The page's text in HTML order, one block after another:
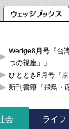
Wedge8月号『台
つの視座」』
ひととき8月号『
新刊書籍『飛鳥・
会 ライフ